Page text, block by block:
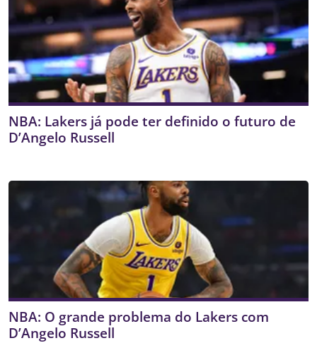
NBA: Lakers já pode ter definido o futuro de
D’Angelo Russell
NBA: O grande problema do Lakers com
D’Angelo Russell